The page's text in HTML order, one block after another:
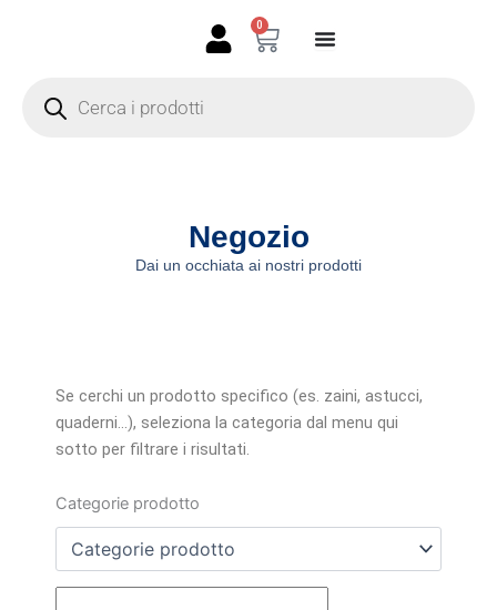
0
Carrello
search
Negozio
Dai un occhiata ai nostri prodotti
Se cerchi un prodotto specifico (es. zaini, astucci,
quaderni…), seleziona la categoria dal menu qui
sotto per filtrare i risultati.
Categorie prodotto